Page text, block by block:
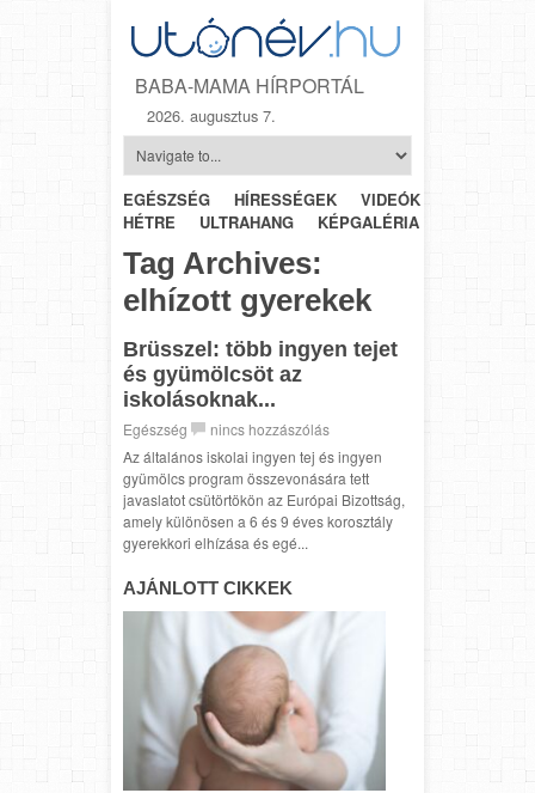
BABA-MAMA HÍRPORTÁL
2026. augusztus 7.
EGÉSZSÉG HÍRESSÉGEK VIDEÓK
HÉTRŐL-
HÉTRE
ULTRAHANG KÉPGALÉRIA
Tag Archives:
elhízott gyerekek
Brüsszel: több ingyen tejet
és gyümölcsöt az
iskolásoknak...
Egészség
nincs hozzászólás
Az általános iskolai ingyen tej és ingyen
gyümölcs program összevonására tett
javaslatot csütörtökön az Európai Bizottság,
amely különösen a 6 és 9 éves korosztály
gyerekkori elhízása és egé...
AJÁNLOTT CIKKEK